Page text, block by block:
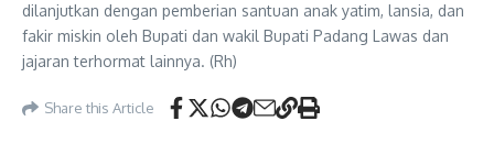
dilanjutkan dengan pemberian santuan anak yatim, lansia, dan
fakir miskin oleh Bupati dan wakil Bupati Padang Lawas dan
jajaran terhormat lainnya. (Rh)
Share this Article